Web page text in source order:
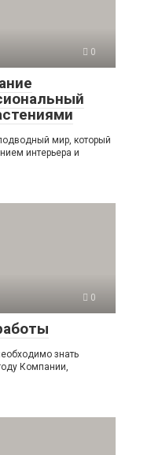
0
мир, который
интерьера и
0
знать
Компании,